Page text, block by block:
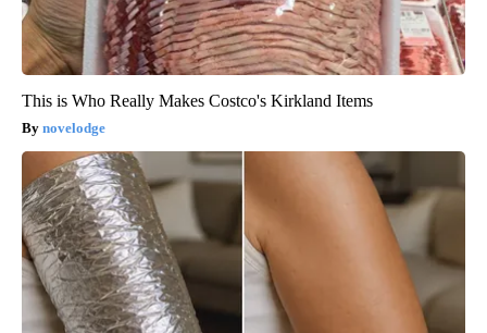
This is Who Really Makes Costco's Kirkland Items
novelodge